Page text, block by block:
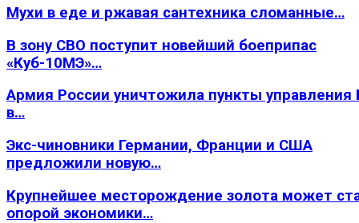
Мухи в еде и ржавая сантехника сломанные…
В зону СВО поступит новейший боеприпас
«Куб-10МЭ»…
Армия России уничтожила пункты
в…
Экс-чиновники Германии, Франции и США
предложили новую…
Крупнейшее месторождение золота может
опорой экономики…